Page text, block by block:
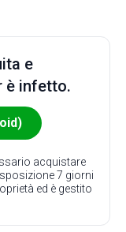
e
è infetto.
acquistare
7 giorni
ed è gestito